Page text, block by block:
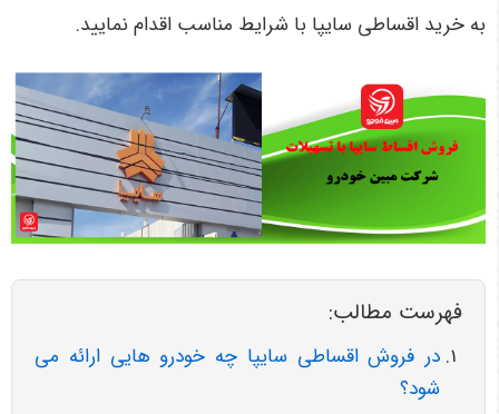
به خرید اقساطی سایپا با شرایط مناسب اقدام نمایید.
فهرست مطالب:
در فروش اقساطی سایپا چه خودرو هایی ارائه می
شود؟